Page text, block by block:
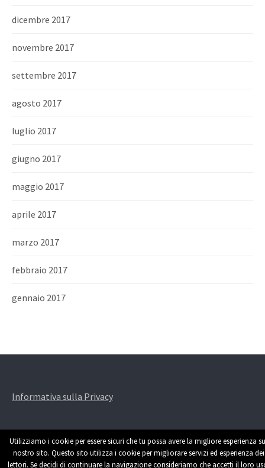
dicembre 2017
novembre 2017
settembre 2017
agosto 2017
luglio 2017
giugno 2017
maggio 2017
aprile 2017
marzo 2017
febbraio 2017
gennaio 2017
Informativa sulla Privacy
Utilizziamo i cookie per essere sicuri che tu possa avere la migliore esperienza
nostro sito. Questo sito utilizza i cookie per migliorare servizi ed esperienza dei
lettori. Se decidi di continuare la navigazione consideriamo che accetti il loro